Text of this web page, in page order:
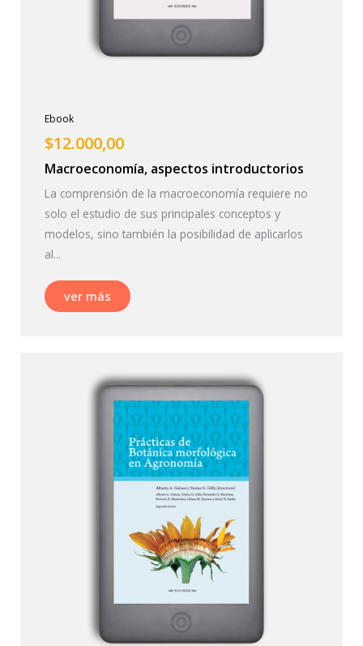
Ebook
$12.000,00
Macroeconomía, aspectos introductorios
La comprensión de la macroeconomía requiere no
solo el estudio de sus principales conceptos y
modelos, sino también la posibilidad de aplicarlos
al...
ver más